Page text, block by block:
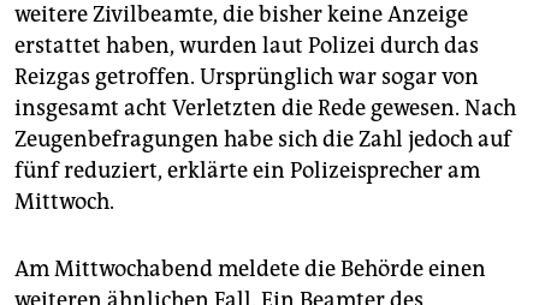
weitere Zivilbeamte, die bisher keine Anzeige
erstattet haben, wurden laut Polizei durch das
Reizgas getroffen. Ursprünglich war sogar von
insgesamt acht Verletzten die Rede gewesen. Nach
Zeugenbefragungen habe sich die Zahl jedoch auf
fünf reduziert, erklärte ein Polizeisprecher am
Mittwoch.
Am Mittwochabend meldete die Behörde einen